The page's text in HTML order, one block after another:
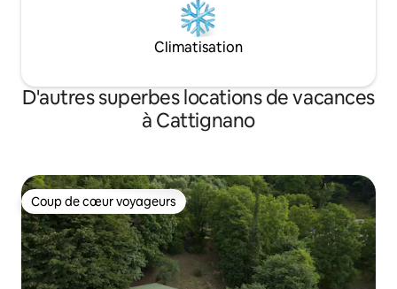
Climatisation
D'autres superbes locations de vacances
à Cattignano
Coup de cœur voyageurs
Coup de cœur voyageurs